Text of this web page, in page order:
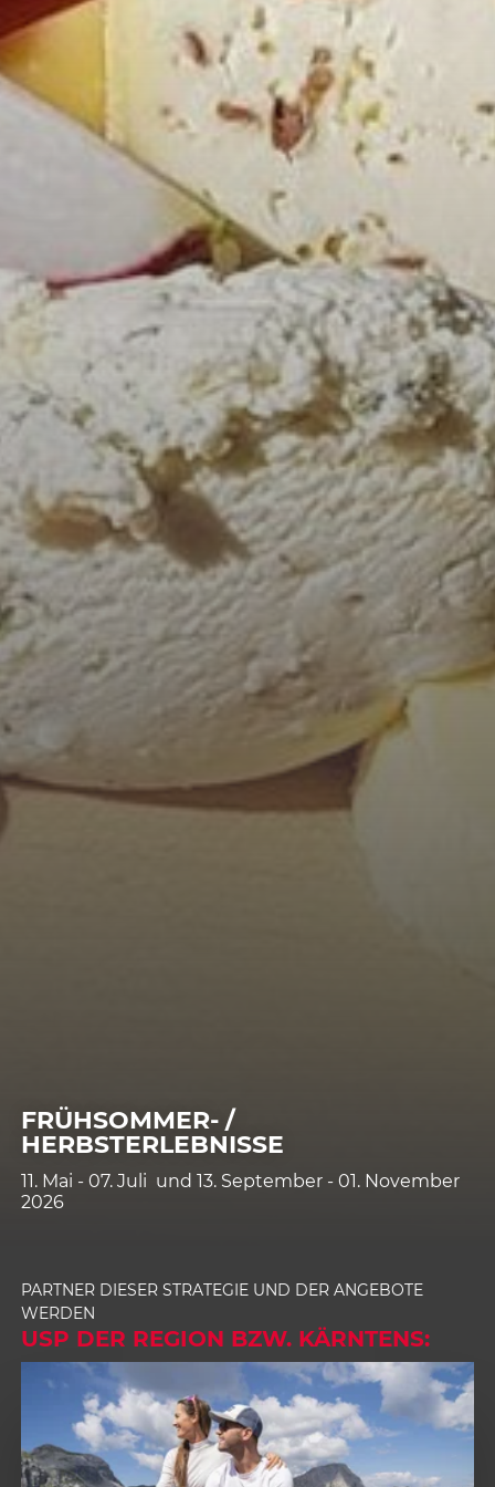
FRÜHSOMMER- /
HERBSTERLEBNISSE
11. Mai - 07. Juli und 13. September - 01. November
2026
PARTNER DIESER STRATEGIE UND DER ANGEBOTE
WERDEN
USP DER REGION BZW. KÄRNTENS: